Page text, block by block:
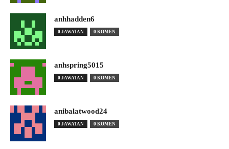
anhhadden6
0 JAWATAN 0 KOMEN
anhspring5015
0 JAWATAN 0 KOMEN
anibalatwood24
0 JAWATAN 0 KOMEN